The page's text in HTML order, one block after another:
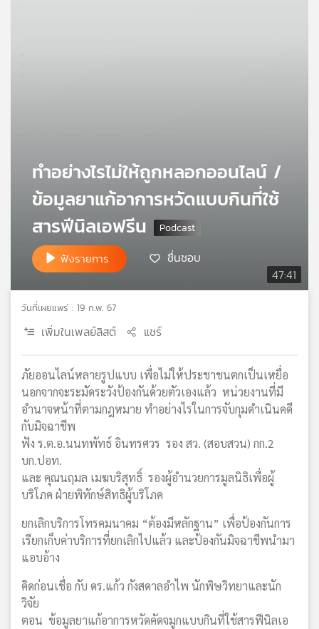
วิทยุ
เครือ
47:41
ทำอย่างไรไม่ให้ถูกหลอกออนไลน์ /
ข้อมูลยาแก้อาการหวัดแบบกินที่ใช้
สารฟีนิลเอฟรีน
ฟังรายการ ชื่นชอบ
วันที่เผยแพร่ : 19 ก.พ. 67
เพิ่มในเพลย์ลิสต์ แชร์
ภัยออนไลน์หลายรูปแบบ เพื่อไม่ให้ประชาชนตกเป็นเหยื่อ
นอกจากจะระมัดระวังป้องกันด้วยตัวเองแล้ว หน่วยงานที่มี
อำนาจหน้าที่ตามกฎหมาย ทำอย่างไรในการจับกุมดำเนินคดี
กับมิจฉาชีพ
ฟัง ร.ต.อ.นนทพัทธ์ อินทรศวร รอง สว. (สอบสวน) กก.2
บก.ปอท.
และ คุณนฤมล เมฆบริสุทธิ์ รองผู้อำนวยการมูลนิธิเพื่อผู้
บริโภค ฝ่ายพิทักษ์สิทธิผู้บริโภค
ยกเลิกบริการโทรคมนาคม “ต้องมีหลักฐาน” เพื่อป้องกันการ
เรียกเก็บค่าบริการที่ยกเลิกไปแล้ว และป้องกันมิจฉาชีพนำมา
แอบอ้าง
คิดก่อนเชื่อ กับ ดร.แก้ว กังสดาลอำไพ นักพิษวิทยาและนัก
วิจัย
ตอน ข้อมูลยาแก้อาการหวัดคัดจมูกแบบกินที่ใช้สารฟีนิลเอ